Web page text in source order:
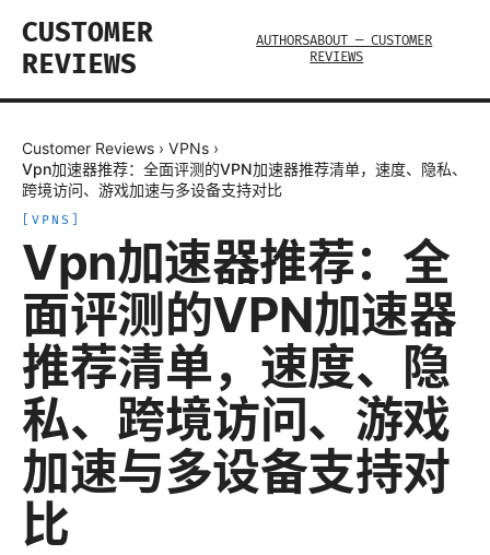
CUSTOMER
REVIEWS
AUTHORSABOUT — CUSTOMER
REVIEWS
Customer Reviews › VPNs ›
Vpn加速器推荐：全面评测的VPN加速器推荐清单，速度、隐私、
跨境访问、游戏加速与多设备支持对比
VPNS
Vpn加速器推荐：全
面评测的VPN加速器
推荐清单，速度、隐
私、跨境访问、游戏
加速与多设备支持对
比